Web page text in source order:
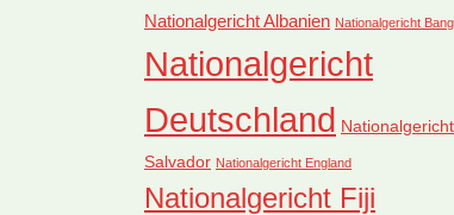
Nationalgericht Albanien Nationalgericht
Nationalgericht
Deutschland
Salvador Nationalgericht England
Nationalgericht Fiji